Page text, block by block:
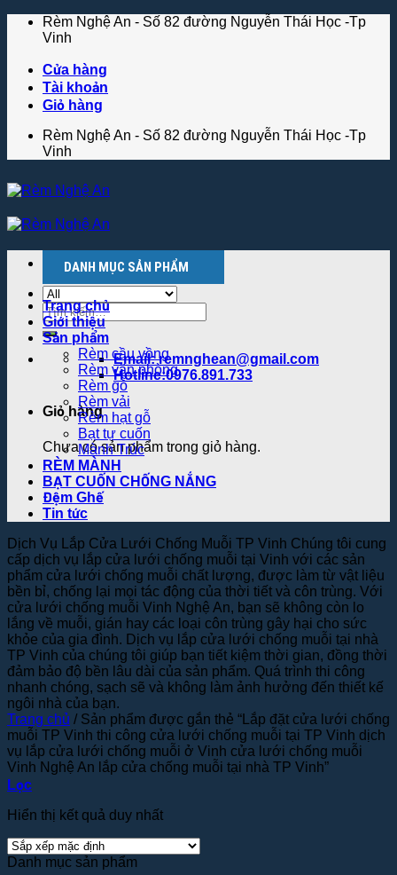
Skip
Rèm Nghệ An - Số 82 đường Nguyễn Thái Học -Tp
Vinh
Cửa hàng
Tài khoản
Giỏ hàng
Rèm Nghệ An - Số 82 đường Nguyễn Thái Học -Tp
Vinh
Menu
Tìm
kiếm:
Email: remnghean@gmail.com
Hotline:0976.891.733
Giỏ hàng
Chưa có sản phẩm trong giỏ hàng.
DANH MỤC SẢN PHẨM
Trang chủ
Giới thiệu
Sản phẩm
Rèm cầu vồng
Rèm văn phòng
Rèm gỗ
Rèm vải
Rèm hạt gỗ
Bạt tự cuốn
Mành Trúc
RÈM MÀNH
BẠT CUỐN CHỐNG NẮNG
Đệm Ghế
Tin tức
Dịch Vụ Lắp Cửa Lưới Chống Muỗi TP Vinh Chúng tôi cung
cấp dịch vụ lắp cửa lưới chống muỗi tại Vinh với các sản
phẩm cửa lưới chống muỗi chất lượng, được làm từ vật liệu
bền bỉ, chống lại mọi tác động của thời tiết và côn trùng. Với
cửa lưới chống muỗi Vinh Nghệ An, bạn sẽ không còn lo
lắng về muỗi, gián hay các loại côn trùng gây hại cho sức
khỏe của gia đình. Dịch vụ lắp cửa lưới chống muỗi tại nhà
TP Vinh của chúng tôi giúp bạn tiết kiệm thời gian, đồng thời
đảm bảo độ bền lâu dài của sản phẩm. Quá trình thi công
nhanh chóng, sạch sẽ và không làm ảnh hưởng đến thiết kế
ngôi nhà của bạn.
Trang chủ / Sản phẩm được gắn thẻ “Lắp đặt cửa lưới chống
muỗi TP Vinh thi công cửa lưới chống muỗi tại TP Vinh dịch
vụ lắp cửa lưới chống muỗi ở Vinh cửa lưới chống muỗi
Vinh Nghệ An lắp cửa chống muỗi tại nhà TP Vinh”
Lọc
Hiển thị kết quả duy nhất
Danh mục sản phẩm